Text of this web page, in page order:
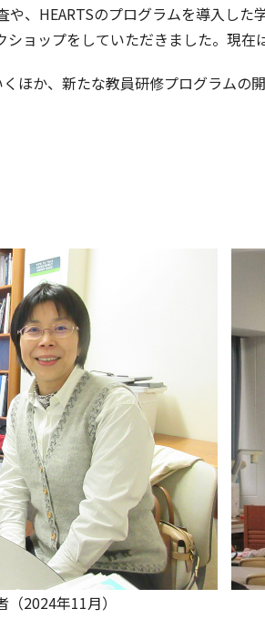
、HEARTSのプログラムを導入し
ョップをしていただきました。現在
ほか、新たな教員研修プログラムの
2024年11月）